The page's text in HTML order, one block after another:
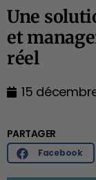
Une
et
réel
15
PARTAGER
Facebook